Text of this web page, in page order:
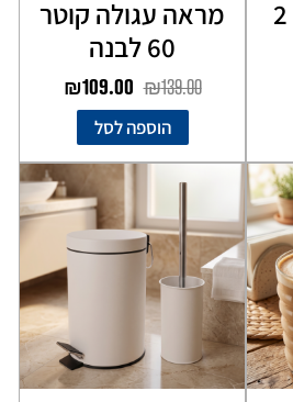
ארגונית נעליים 2
מראה עגולה קוטר
60 לבנה
₪139.00
₪109.00
הוספה לסל